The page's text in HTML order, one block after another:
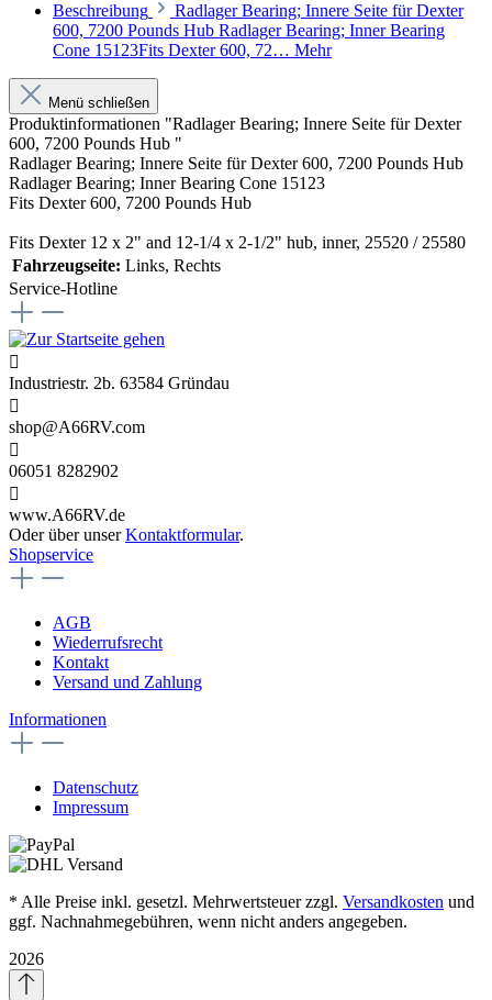
Beschreibung
Radlager Bearing; Innere Seite für Dexter
600, 7200 Pounds Hub Radlager Bearing; Inner Bearing
Cone 15123Fits Dexter 600, 72… Mehr
Menü schließen
Produktinformationen "Radlager Bearing; Innere Seite für Dexter
600, 7200 Pounds Hub "
Radlager Bearing; Innere Seite für Dexter 600, 7200 Pounds Hub
Radlager Bearing; Inner Bearing Cone 15123
Fits Dexter 600, 7200 Pounds Hub
Fits Dexter 12 x 2" and 12-1/4 x 2-1/2" hub, inner, 25520 / 25580
Fahrzeugseite: Links, Rechts
Service-Hotline
Industriestr. 2b. 63584 Gründau
shop@A66RV.com
06051 8282902
www.A66RV.de
Oder über unserKontaktformular.
Shopservice
AGB
Wiederrufsrecht
Kontakt
Versand und Zahlung
Informationen
Datenschutz
Impressum
* Alle Preise inkl. gesetzl. Mehrwertsteuer zzgl. Versandkosten und
ggf. Nachnahmegebühren, wenn nicht anders angegeben.
2026